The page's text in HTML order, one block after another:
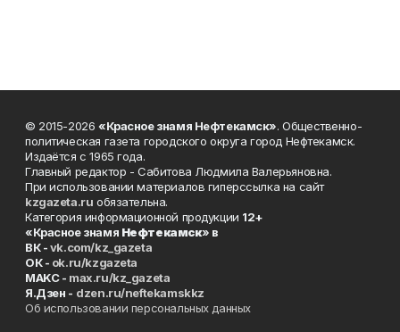
© 2015-2026 «Красное знамя Нефтекамск». Общественно-
политическая газета городского округа город Нефтекамск.
Издаётся с 1965 года.
Главный редактор - Сабитова Людмила Валерьяновна.
При использовании материалов гиперссылка на сайт
kzgazeta.ru обязательна.
Категория информационной продукции 12+
«Красное знамя Нефтекамск» в
ВК -vk.com/kz_gazeta
ОК - ok.ru/kzgazeta
MAKC - max.ru/kz_gazeta
Я.Дзен - dzen.ru/neftekamskkz
Об использовании персональных данных